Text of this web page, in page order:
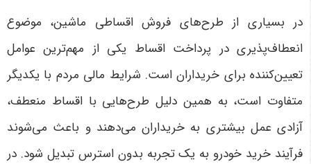
در بسیاری از طرح‌های فروش اقساطی ماشین، موضوع
انعطاف‌پذیری در پرداخت اقساط یکی از مهم‌ترین عوامل
تعیین‌کننده برای خریداران است. شرایط مالی مردم با یکدیگر
متفاوت است، به همین دلیل طرح‌هایی با اقساط منعطف،
آزادی عمل بیشتری به خریداران می‌دهند و باعث می‌شوند
فرآیند خرید خودرو به یک تجربه بدون استرس تبدیل شود. در